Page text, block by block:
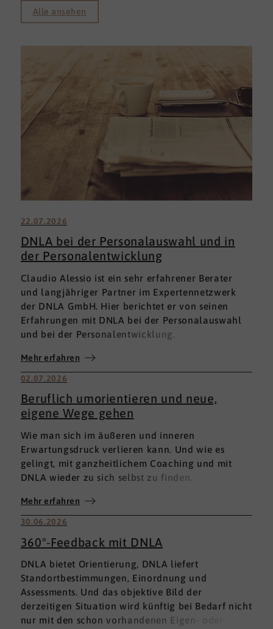
Alle ansehen
22.07.2026
DNLA bei der Personalauswahl und in
der Personalentwicklung
Claudio Alessio ist ein sehr erfahrener Berater
und langjähriger Partner im Expertennetzwerk
der DNLA GmbH. Hier berichtet er von seinen
Erfahrungen mit DNLA bei der Personalauswahl
und bei der Personalentwicklung.
Mehr erfahren
02.07.2026
Beruflich umorientieren und neue,
eigene Wege gehen
Wie man sich im äußeren und inneren
Erwartungsdruck verlieren kann. Und wie es
gelingt, mit ganzheitlichem Coaching und mit
DNLA wieder zu sich selbst zu finden.
Mehr erfahren
30.06.2026
360°-Feedback mit DNLA
DNLA bietet Orientierung, DNLA liefert
Standortbestimmungen, Einordnung und
Assessments. Und das objektive Bild der
derzeitigen Situation wird künftig bei Bedarf nicht
nur mit den schon vorhandenen Eigen- oder